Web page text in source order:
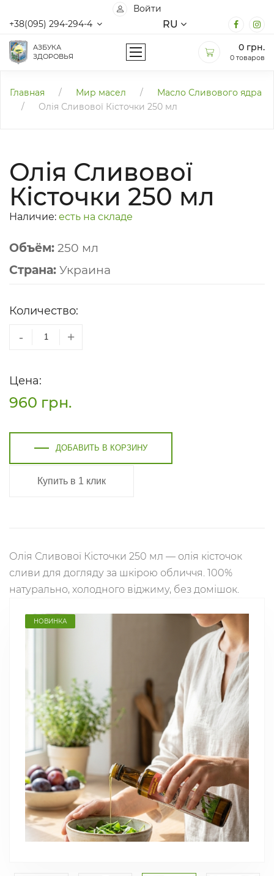
Войти
+38(095) 294-294-4
RU
АЗБУКА
ЗДОРОВЬЯ
0 грн.
0 товаров
Главная / Мир масел /
Масло Сливового ядра
/
Олія Сливової Кісточки 250 мл
Олія Сливової
Кісточки 250 мл
Наличие: есть на складе
Объём: 250 мл
Страна: Украина
Количество:
- +
Цена:
960 грн.
ДОБАВИТЬ В КОРЗИНУ
Купить в 1 клик
Олія Сливової Кісточки 250 мл — олія кісточок
сливи для догляду за шкірою обличчя. 100%
натурально, холодного віджиму, без домішок.
НОВИНКА